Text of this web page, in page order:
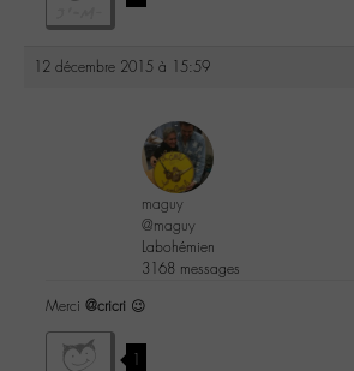
12 décembre 2015 à 15:59
maguy
@maguy
Labohémien
3168 messages
Merci @cricri 😉
1